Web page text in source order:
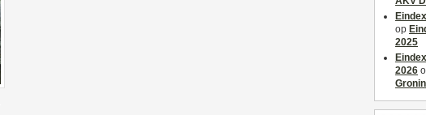
op
2025
2026